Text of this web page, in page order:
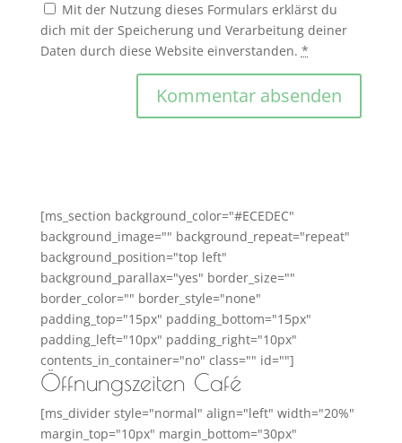
Mit der Nutzung dieses Formulars erklärst du
dich mit der Speicherung und Verarbeitung deiner
Daten durch diese Website einverstanden. *
[ms_section background_color="#ECEDEC"
background_image="" background_repeat="repeat"
background_position="top left"
background_parallax="yes" border_size=""
border_color="" border_style="none"
padding_top="15px" padding_bottom="15px"
padding_left="10px" padding_right="10px"
contents_in_container="no" class="" id=""]
Öffnungszeiten Café
[ms_divider style="normal" align="left" width="20%"
margin_top="10px" margin_bottom="30px"